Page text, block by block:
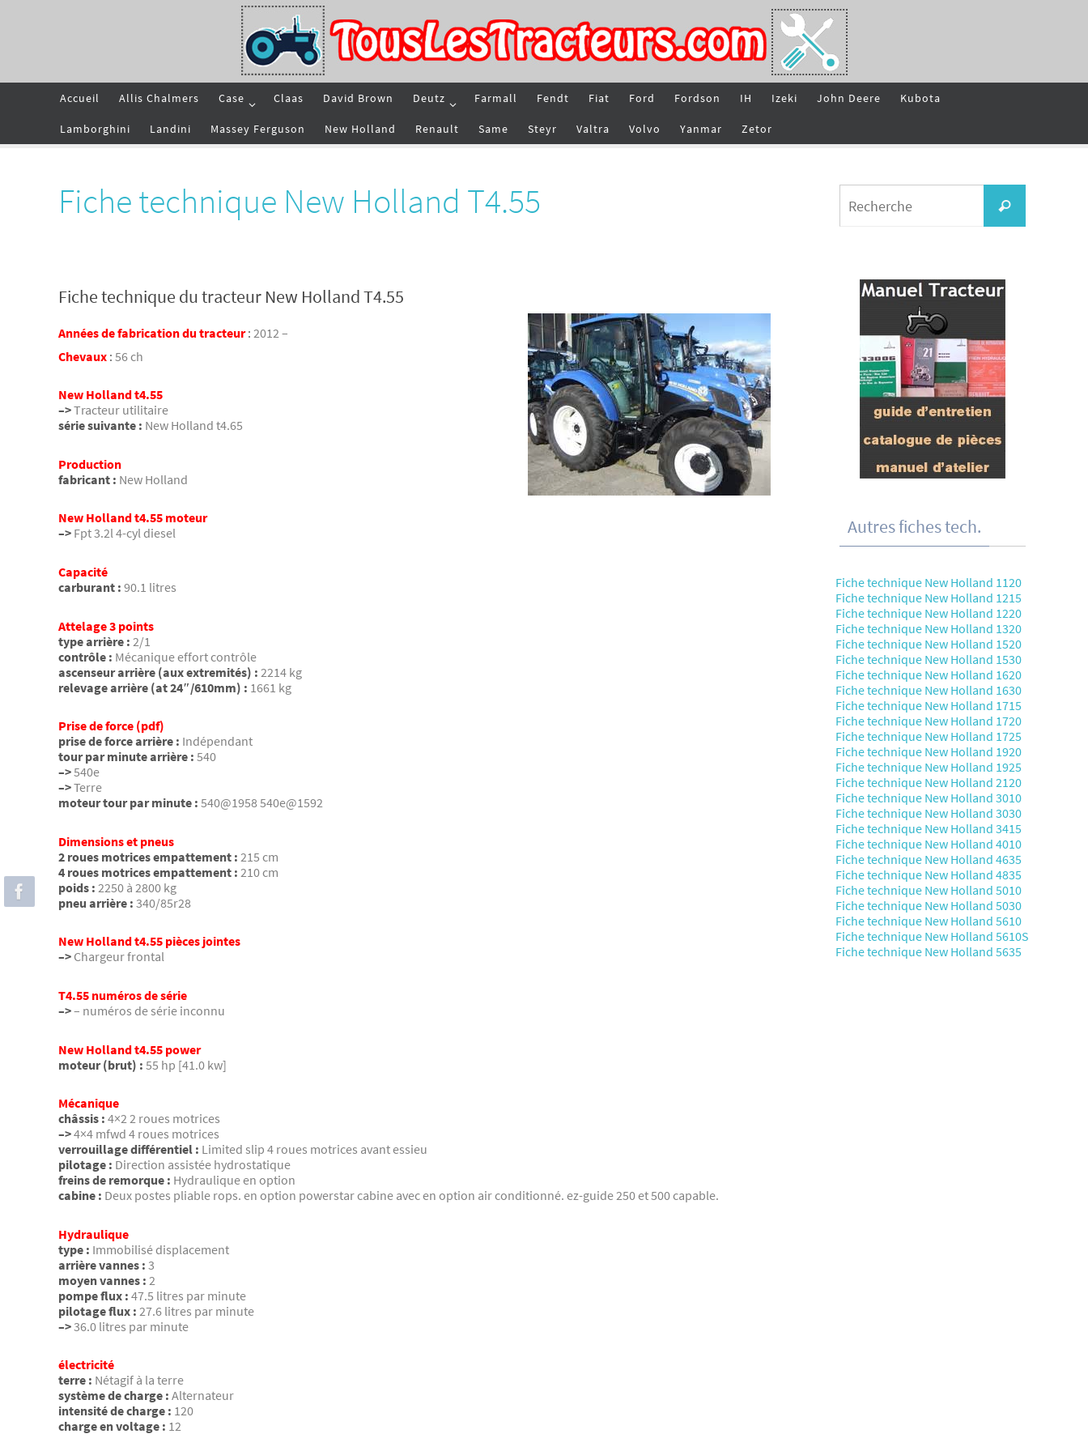
Accueil Allis Chalmers Case Claas David Brown Deutz Farmall Fendt Fiat Ford Fordson IH Izeki John Deere Kubota
Lamborghini Landini Massey Ferguson New Holland Renault Same Steyr Valtra Volvo Yanmar Zetor
Fiche technique New Holland T4.55
Fiche technique du tracteur New Holland T4.55
Années de fabrication du tracteur: 2012 –
Chevaux : 56 ch
New Holland t4.55
–>Tracteur utilitaire
série suivante : New Holland t4.65
Production
fabricant : New Holland
New Holland t4.55 moteur
–> Fpt 3.2l 4-cyl diesel
Capacité
carburant : 90.1 litres
Attelage 3 points
type arrière : 2/1
contrôle : Mécanique effort contrôle
ascenseur arrière (aux extremités) : 2214 kg
relevage arrière (at 24″/610mm) : 1661 kg
Prise de force (pdf)
prise de force arrière : Indépendant
tour par minute arrière : 540
–>540e
–>Terre
moteur tour par minute : 540@1958 540e@1592
Dimensions et pneus
2 roues motrices empattement : 215 cm
4 roues motrices empattement : 210 cm
poids : 2250 à 2800 kg
pneu arrière : 340/85r28
New Holland t4.55 pièces jointes
–> Chargeur frontal
T4.55 numéros de série
–>– numéros de série inconnu
New Holland t4.55 power
moteur (brut) : 55 hp [41.0 kw]
Mécanique
châssis : 4×2 2 roues motrices
–>4×4 mfwd 4 roues motrices
verrouillage différentiel : Limited slip 4 roues motrices avant essieu
pilotage : Direction assistée hydrostatique
freins de remorque : Hydraulique en option
cabine : Deux postes pliable rops. en option powerstar cabine avec en option air conditionné. ez-guide 250 et 500 capable.
Hydraulique
type : Immobilisé displacement
arrière vannes : 3
moyen vannes : 2
pompe flux : 47.5 litres par minute
pilotage flux : 27.6 litres par minute
–>36.0 litres par minute
électricité
terre : Nétagif à la terre
système de charge : Alternateur
intensité de charge : 120
charge en voltage : 12
Recherche
Autres fiches tech.
Fiche technique New Holland 1120
Fiche technique New Holland 1215
Fiche technique New Holland 1220
Fiche technique New Holland 1320
Fiche technique New Holland 1520
Fiche technique New Holland 1530
Fiche technique New Holland 1620
Fiche technique New Holland 1630
Fiche technique New Holland 1715
Fiche technique New Holland 1720
Fiche technique New Holland 1725
Fiche technique New Holland 1920
Fiche technique New Holland 1925
Fiche technique New Holland 2120
Fiche technique New Holland 3010
Fiche technique New Holland 3030
Fiche technique New Holland 3415
Fiche technique New Holland 4010
Fiche technique New Holland 4635
Fiche technique New Holland 4835
Fiche technique New Holland 5010
Fiche technique New Holland 5030
Fiche technique New Holland 5610
Fiche technique New Holland 5610S
Fiche technique New Holland 5635